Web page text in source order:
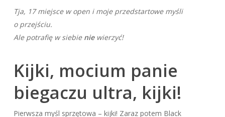
Tja, 17 miejsce w open i moje przedstartowe myśli
o przejściu.
Ale potrafię w siebie niewierzyć!
Kijki, mocium panie
biegaczu ultra, kijki!
Pierwsza myśl sprzętowa – kijki! Zaraz potem Black